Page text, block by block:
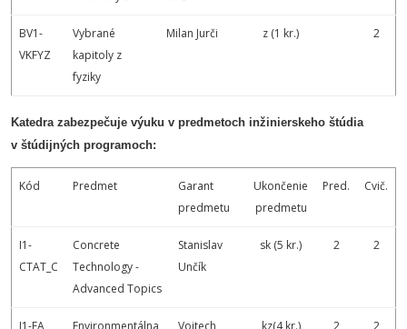
BV1-
VKFYZ
Vybrané
kapitoly z
fyziky
Milan Jurči z (1 kr.) 2
Katedra zabezpečuje výuku v predmetoch inžinierskeho štúdia
v štúdijných programoch:
Kód Predmet
Garant
predmetu
Ukončenie
predmetu
Pred. Cvič.
I1-
CTAT_C
Concrete
Technology -
Advanced Topics
Stanislav
Unčík
sk (5 kr.) 2 2
I1-EA Environmentálna Vojtech kz(4 kr.) 2 2